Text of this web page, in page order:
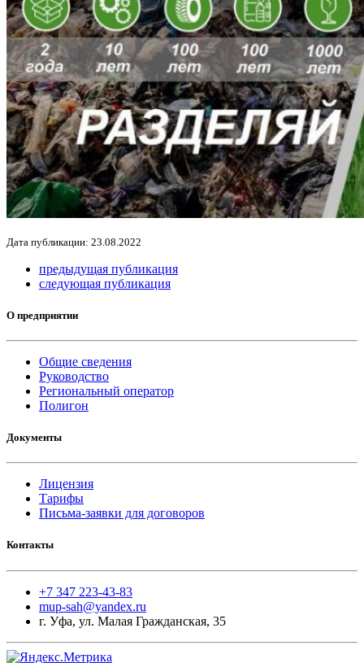
Дата публикации: 23.08.2022
предыдущая публикация
следующая публикация
О предприятии
Общие сведения
Руководство
Региональный оператор
Полигон
Документы
Лицензия
Тарифы
Письма-заявки для договоров
Контакты
+7 347 223-43-83
mup-sah@yandex.ru
г. Уфа, ул. Малая Гражданская, 35